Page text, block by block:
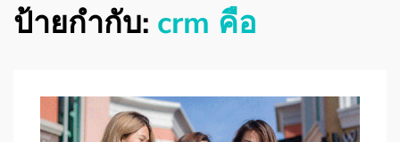
ป้ายกำกับ: crm คือ